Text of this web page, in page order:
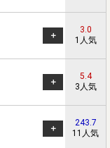
3.0
1人気
5.4
3人気
243.7
11人気